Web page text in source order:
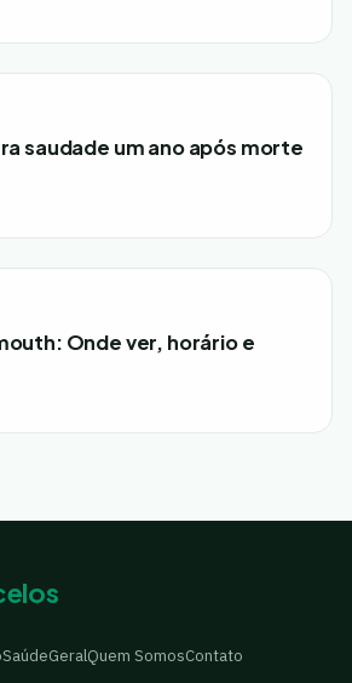
saudade um ano após morte
Onde ver, horário e
SaúdeGeralQuem SomosContato